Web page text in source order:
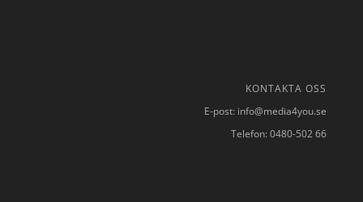
KONTAKTA OSS
E-post: info@media4you.se
Telefon: 0480-502 66